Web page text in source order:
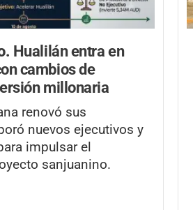
Hualilán entra en
cambios de
millonaria
renovó sus
nuevos ejecutivos y
impulsar el
sanjuanino.